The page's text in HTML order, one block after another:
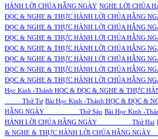
HÀNH LỜI CHÚA HẰNG NGÀY NGHE LỜI CHÚA
ĐỌC & NGHE & THỰC HÀNH LỜI CHÚA HẰNG
ĐỌC & NGHE & THỰC HÀNH LỜI CHÚA HẰNG
ĐỌC & NGHE & THỰC HÀNH LỜI CHÚA HẰNG
ĐỌC & NGHE & THỰC HÀNH LỜI CHÚA HẰNG
ĐỌC & NGHE & THỰC HÀNH LỜI CHÚA HẰNG
ĐỌC & NGHE & THỰC HÀNH LỜI CHÚA HẰNG
ĐỌC & NGHE & THỰC HÀNH LỜI CHÚA HẰNG
Học Kinh -Thánh HỌC & ĐỌC & NGHE & THỰC
Thứ Tư Bài Học Kinh -Thánh HỌC & ĐỌC &
HẰNG NGÀY Thứ Sáu Bài Học Kinh -
HÀNH LỜI CHÚA HẰNG NGÀY Thứ Hai
& NGHE & THỰC HÀNH LỜI CHÚA HẰNG